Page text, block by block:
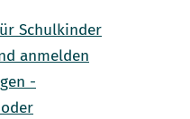
Schulkinder
anmelden
-